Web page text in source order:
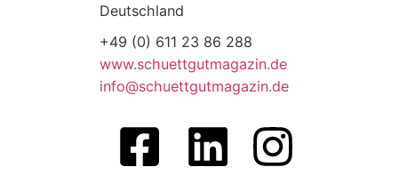
Deutschland
+49 (0) 611 23 86 288
www.schuettgutmagazin.de
info@schuettgutmagazin.de